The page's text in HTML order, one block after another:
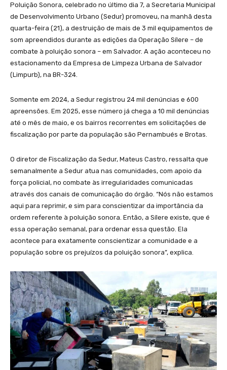
Poluição Sonora, celebrado no último dia 7, a Secretaria Municipal
de Desenvolvimento Urbano (Sedur) promoveu, na manhã desta
quarta-feira (21), a destruição de mais de 3 mil equipamentos de
som apreendidos durante as edições da Operação Sílere – de
combate à poluição sonora – em Salvador. A ação aconteceu no
estacionamento da Empresa de Limpeza Urbana de Salvador
(Limpurb), na BR-324.
Somente em 2024, a Sedur registrou 24 mil denúncias e 600
apreensões. Em 2025, esse número já chega a 10 mil denúncias
até o mês de maio, e os bairros recorrentes em solicitações de
fiscalização por parte da população são Pernambués e Brotas.
O diretor de Fiscalização da Sedur, Mateus Castro, ressalta que
semanalmente a Sedur atua nas comunidades, com apoio da
força policial, no combate às irregularidades comunicadas
através dos canais de comunicação do órgão. “Nós não estamos
aqui para reprimir, e sim para conscientizar da importância da
ordem referente à poluição sonora. Então, a Sílere existe, que é
essa operação semanal, para ordenar essa questão. Ela
acontece para exatamente conscientizar a comunidade e a
população sobre os prejuízos da poluição sonora”, explica.